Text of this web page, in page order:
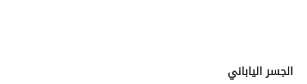
الجسر الياباني